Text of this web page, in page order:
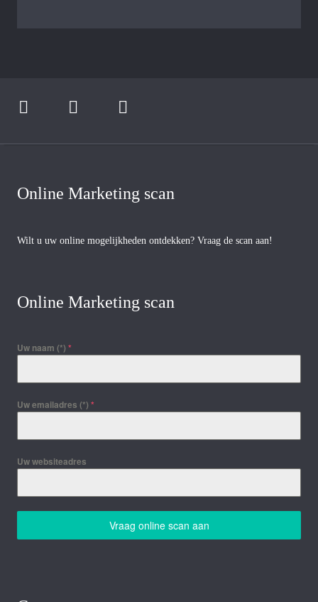
Online Marketing scan
Wilt u uw online mogelijkheden ontdekken? Vraag de scan aan!
Online Marketing scan
Uw naam (*) *
Uw emailadres (*) *
Uw websiteadres
Vraag online scan aan